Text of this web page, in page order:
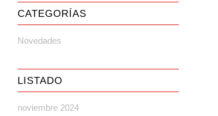
CATEGORÍAS
Novedades
LISTADO
noviembre 2024